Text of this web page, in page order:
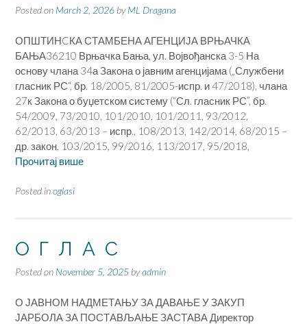
Posted on March 2, 2026 byML Dragana
ОПШТИНCКА СТАМБЕНА АГЕНЦИЈА ВРЊАЧКА
БАЊА36210 Врњачка Бања, ул. Војвођанска 3-5 На
основу члана 34а Закона о јавним агенцијама („Службени
гласник РС“, бр. 18/2005, 81/2005-испр. и 47/2018), члана
27к Закона о буџетском систему (“Сл. гласник РС”, бр.
54/2009, 73/2010, 101/2010, 101/2011, 93/2012,
62/2013, 63/2013 – испр., 108/2013, 142/2014, 68/2015 –
др. закон, 103/2015, 99/2016, 113/2017, 95/2018,
Прочитај више
Posted inoglasi
О Г Л А С
Posted on November 5, 2025 byadmin
О ЈАВНОМ НАДМЕТАЊУ ЗА ДАВАЊЕ У ЗАКУП
ЈАРБОЛА ЗА ПОСТАВЉАЊЕ ЗАСТАВА Директор